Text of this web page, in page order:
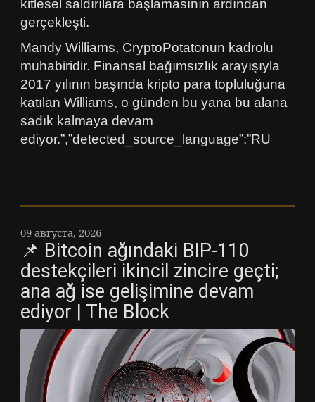
kitlesel saldırılara başlamasının ardından
gerçekleşti.
Mandy Williams, CryptoPotatonun kadrolu
muhabiridir. Finansal bağımsızlık arayışıyla
2017 yılının başında kripto para topluluğuna
katılan Williams, o günden bu yana bu alana
sadık kalmaya devam
ediyor.”,”detected_source_language”:”RU
09 августа, 2026
📌 Bitcoin ağındaki BIP-110
destekçileri ikincil zincire geçti;
ana ağ ise gelişimine devam
ediyor | The Block